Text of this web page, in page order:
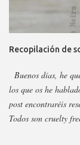
Hay ciertos
decir Google es
loción limpiadora
Propiedades:
Recopilación de
Buenos días, he
los que os he
post encontraréis
Todos son cruelty